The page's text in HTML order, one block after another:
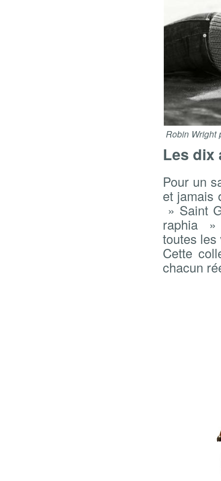
Robin Wright
Les dix
Pour un
et jamais
» Saint
raphia »
toutes les
Cette
chacun